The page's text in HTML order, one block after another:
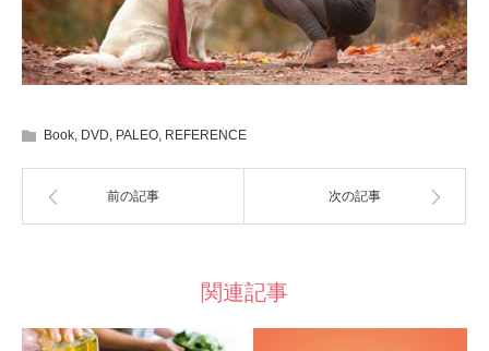
Book DVD PALEO REFERENCE
前の記事 次の記事
関連記事